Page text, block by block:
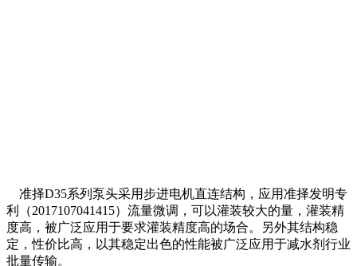
准择D35系列泵头采用步进电机直连结构，应用准择发明专
利（2017107041415）流量微调，可以灌装较大的量，灌装精
度高，被广泛应用于要求灌装精度高的场合。另外其结构稳
定，性价比高，以其稳定出色的性能被广泛应用于减水剂行业
批量传输。